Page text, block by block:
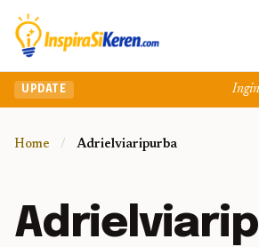
UPDATE Ingin
Home / Adrielviaripurba